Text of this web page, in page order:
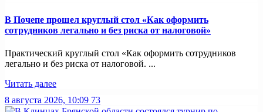
В Почепе прошел круглый стол «Как оформить
сотрудников легально и без риска от налоговой»
Практический круглый стол «Как оформить сотрудников
легально и без риска от налоговой. ...
Читать далее
8 августа 2026, 10:09 73